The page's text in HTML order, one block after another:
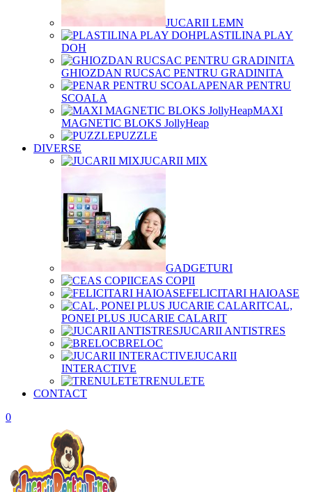
JUCARII LEMN
PLASTILINA PLAY
DOH
GHIOZDAN RUCSAC PENTRU GRADINITA
PENAR PENTRU
SCOALA
MAXI
MAGNETIC BLOKS JollyHeap
PUZZLE
DIVERSE
JUCARII MIX
GADGETURI
CEAS COPII
FELICITARI HAIOASE
CAL,
PONEI PLUS JUCARIE CALARIT
JUCARII ANTISTRES
BRELOC
JUCARII
INTERACTIVE
TRENULETE
CONTACT
0